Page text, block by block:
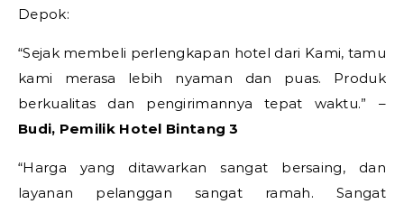
Depok:
“Sejak membeli perlengkapan hotel dari Kami, tamu
kami merasa lebih nyaman dan puas. Produk
berkualitas dan pengirimannya tepat waktu.” –
Budi, Pemilik Hotel Bintang 3
“Harga yang ditawarkan sangat bersaing, dan
layanan pelanggan sangat ramah. Sangat